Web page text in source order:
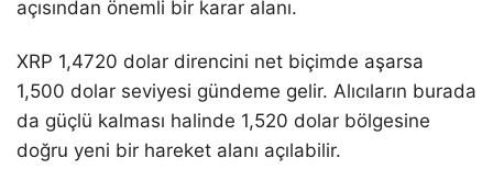
açısından önemli bir karar alanı.
XRP 1,4720 dolar direncini net biçimde aşarsa
1,500 dolar seviyesi gündeme gelir. Alıcıların burada
da güçlü kalması halinde 1,520 dolar bölgesine
doğru yeni bir hareket alanı açılabilir.